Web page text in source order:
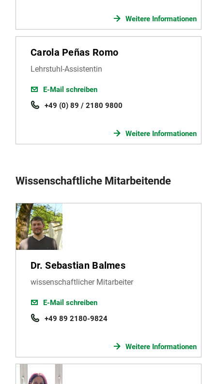
Weitere Informationen
Carola Peñas Romo
Lehrstuhl-Assistentin
E-Mail schreiben
+49 (0) 89 / 2180 9800
Weitere Informationen
Wissenschaftliche Mitarbeitende
Dr. Sebastian Balmes
wissenschaftlicher Mitarbeiter
E-Mail schreiben
+49 89 2180-9824
Weitere Informationen